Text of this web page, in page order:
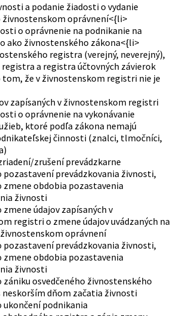
a podanie žiadosti o vydanie
živnostenskom oprávnení<{li>
o oprávnenie na podnikanie na
ako živnostenského zákona<{li>
registra (verejný, neverejný),
a registra účtovných závierok
že v živnostenskom registri nie je
zapísaných v živnostenskom registri
o oprávnenie na vykonávanie
ktoré podľa zákona nemajú
činnosti (znalci, tlmočníci,
zrušení prevádzkarne
pozastavení prevádzkovania živnosti,
zmene obdobia pozastavenia
živnosti
údajov zapísaných v
registri o zmene údajov uvádzaných na
oprávnení
pozastavení prevádzkovania živnosti,
zmene obdobia pozastavenia
živnosti
zániku osvedčeného živnostenského
neskorším dňom začatia živnosti
ukončení podnikania